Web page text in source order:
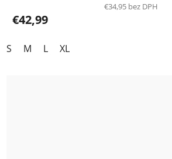
€34,95 bez DPH
€42,99
S M L XL